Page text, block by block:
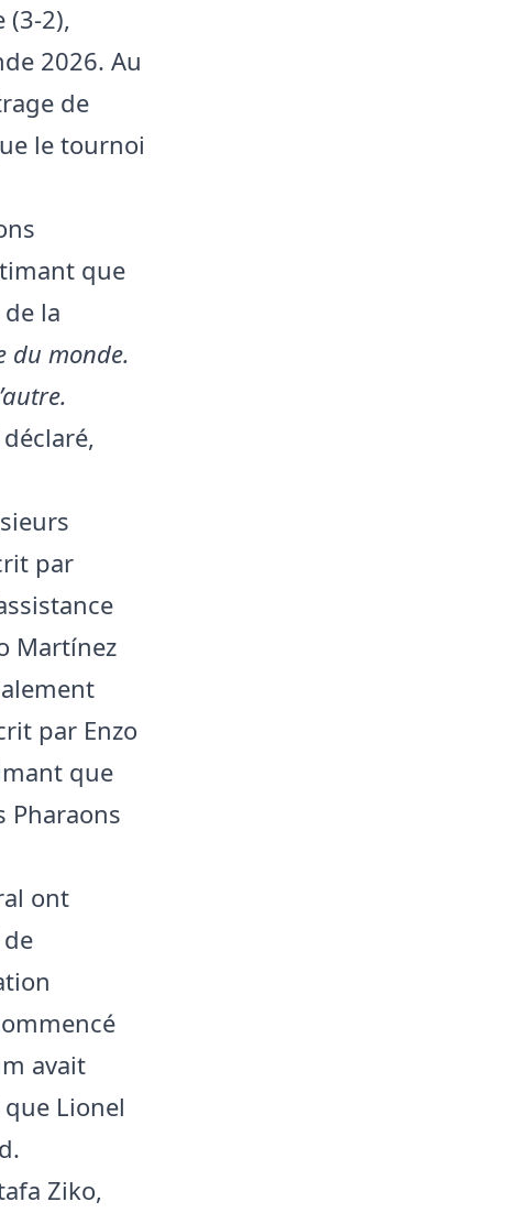
(3-2),
2026. Au
de
le tournoi
que
la
du monde.
par
Martínez
par Enzo
que
Pharaons
ont
avait
Lionel
Ziko,